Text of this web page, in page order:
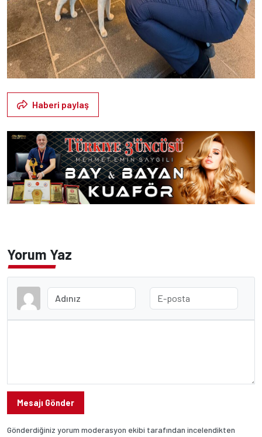
Haberi paylaş
Yorum Yaz
Mesajı Gönder
Gönderdiğiniz yorum moderasyon ekibi tarafından incelendikten